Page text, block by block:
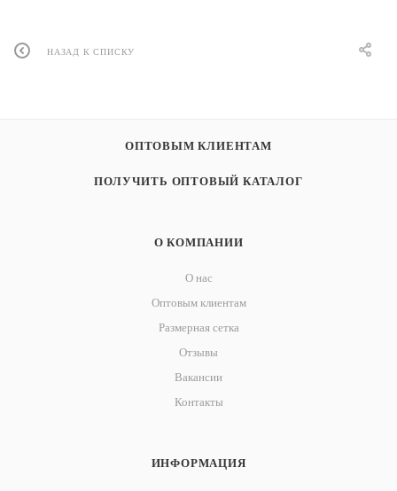
НАЗАД К СПИСКУ
ОПТОВЫМ КЛИЕНТАМ
ПОЛУЧИТЬ ОПТОВЫЙ КАТАЛОГ
О КОМПАНИИ
О нас
Оптовым клиентам
Размерная сетка
Отзывы
Вакансии
Контакты
ИНФОРМАЦИЯ